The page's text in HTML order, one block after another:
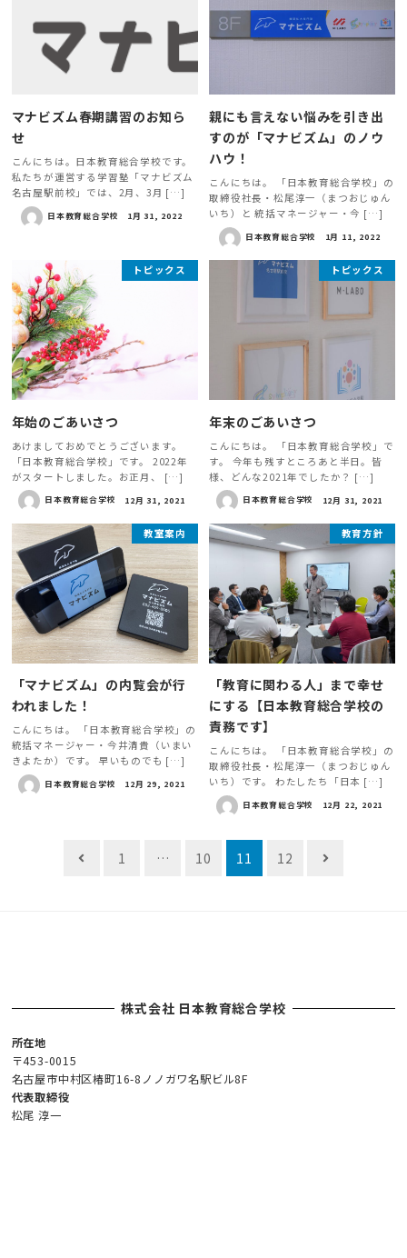
マナビズム春期講習のお知ら
せ
こんにちは。日本教育総合学校です。
私たちが運営する学習塾「マナビズム
名古屋駅前校」では、2月、3月 […]
日本教育総合学校 1月 31, 2022
親にも言えない悩みを引き出
すのが「マナビズム」のノウ
ハウ！
こんにちは。 「日本教育総合学校」の
取締役社長・松尾淳一（まつおじゅん
いち）と 統括マネージャー・今 […]
日本教育総合学校 1月 11, 2022
トピックス
年始のごあいさつ
あけましておめでとうございます。
「日本教育総合学校」です。 2022年
がスタートしました。お正月、 […]
日本教育総合学校 12月 31, 2021
トピックス
年末のごあいさつ
こんにちは。 「日本教育総合学校」で
す。 今年も残すところあと半日。皆
様、どんな2021年でしたか？ […]
日本教育総合学校 12月 31, 2021
教室案内
「マナビズム」の内覧会が行
われました！
こんにちは。 「日本教育総合学校」の
統括マネージャー・今井清貴（いまい
きよたか）です。 早いものでも […]
日本教育総合学校 12月 29, 2021
教育方針
「教育に関わる人」まで幸せ
にする【日本教育総合学校の
責務です】
こんにちは。 「日本教育総合学校」の
取締役社長・松尾淳一（まつおじゅん
いち）です。 わたしたち「日本 […]
日本教育総合学校 12月 22, 2021
ョ
ン
1 … 10 11 12
株式会社 日本教育総合学校
所在地
〒453-0015
名古屋市中村区椿町16-8ノノガワ名駅ビル8F
代表取締役
松尾 淳一